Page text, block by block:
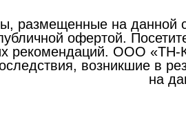
размещенные на данной
офертой.
рекомендаций. ООО «ТН-
возникшие в
на